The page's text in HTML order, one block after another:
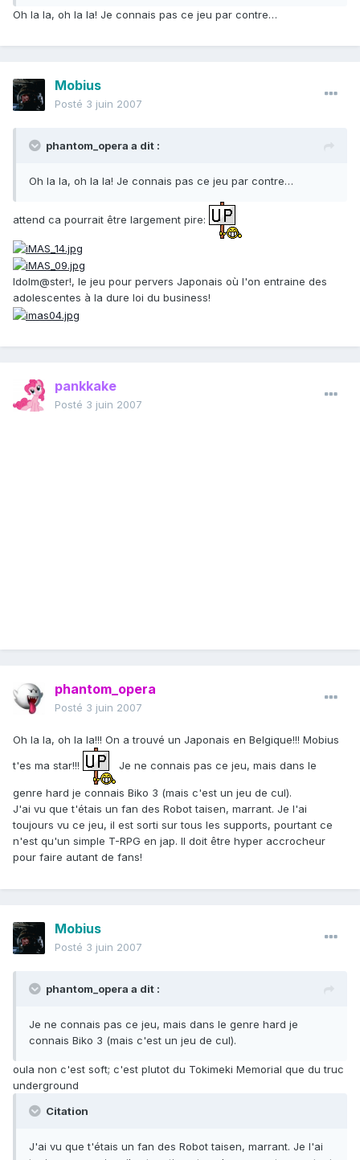
Oh la la, oh la la! Je connais pas ce jeu par contre…
Mobius
Posté 3 juin 2007
phantom_opera a dit :
Oh la la, oh la la! Je connais pas ce jeu par contre…
attend ca pourrait être largement pire:
Idolm@ster!, le jeu pour pervers Japonais où l'on entraine des
adolescentes à la dure loi du business!
pankkake
Posté 3 juin 2007
phantom_opera
Posté 3 juin 2007
Oh la la, oh la la!!! On a trouvé un Japonais en Belgique!!! Mobius
t'es ma star!!!
Je ne connais pas ce jeu, mais dans le
genre hard je connais Biko 3 (mais c'est un jeu de cul).
J'ai vu que t'étais un fan des Robot taisen, marrant. Je l'ai
toujours vu ce jeu, il est sorti sur tous les supports, pourtant ce
n'est qu'un simple T-RPG en jap. Il doit être hyper accrocheur
pour faire autant de fans!
Mobius
Posté 3 juin 2007
phantom_opera a dit :
Je ne connais pas ce jeu, mais dans le genre hard je
connais Biko 3 (mais c'est un jeu de cul).
oula non c'est soft; c'est plutot du Tokimeki Memorial que du truc
underground
Citation
J'ai vu que t'étais un fan des Robot taisen, marrant. Je l'ai